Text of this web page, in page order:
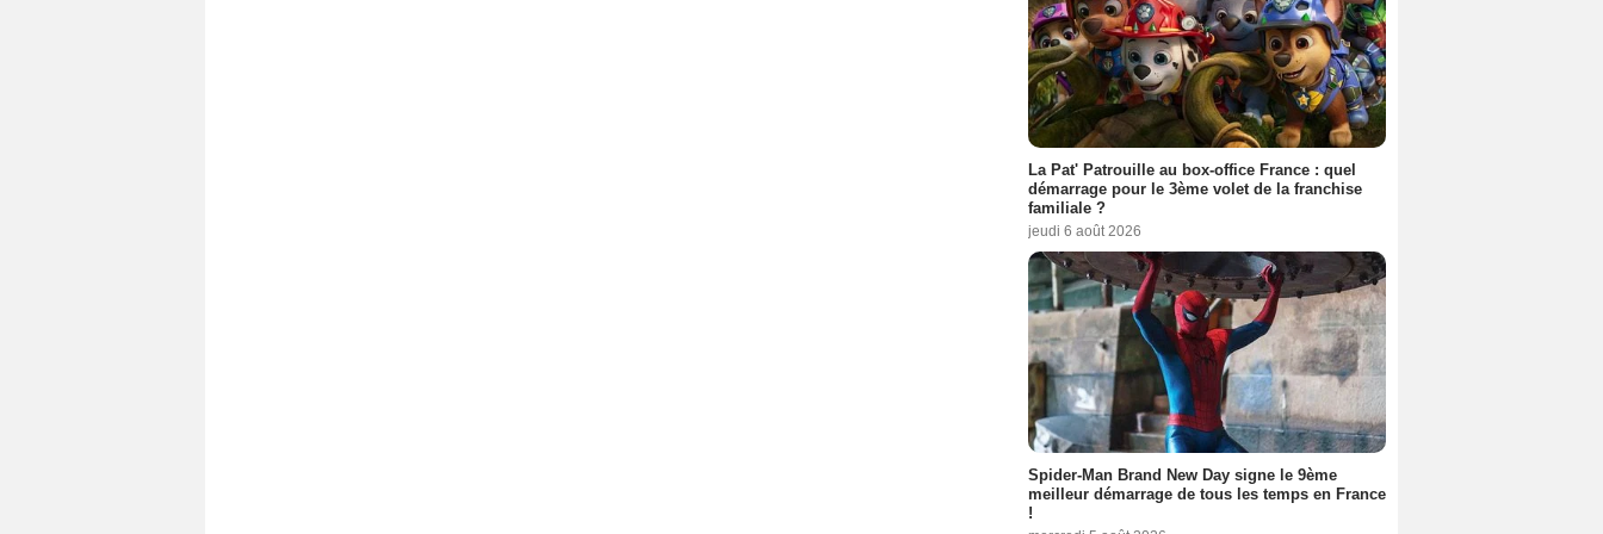
La Pat' Patrouille au box-office France : quel
démarrage pour le 3ème volet de la franchise
familiale ?
jeudi 6 août 2026
Spider-Man Brand New Day signe le 9ème
meilleur démarrage de tous les temps en France
!